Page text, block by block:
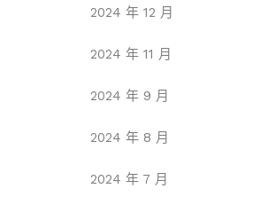
2024 年 12 月
2024 年 11 月
2024 年 9 月
2024 年 8 月
2024 年 7 月